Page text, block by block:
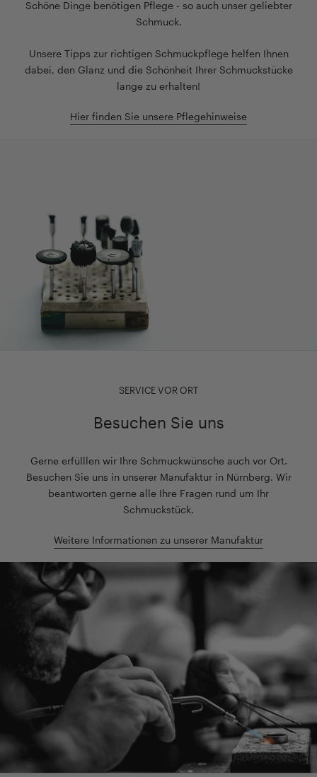
Schöne Dinge benötigen Pflege - so auch unser geliebter
Schmuck.
Unsere Tipps zur richtigen Schmuckpflege helfen Ihnen
dabei, den Glanz und die Schönheit Ihrer Schmuckstücke
lange zu erhalten!
Hier finden Sie unsere Pflegehinweise
SERVICE VOR ORT
Besuchen Sie uns
Gerne erfülllen wir Ihre Schmuckwünsche auch vor Ort.
Besuchen Sie uns in unserer Manufaktur in Nürnberg. Wir
beantworten gerne alle Ihre Fragen rund um Ihr
Schmuckstück.
Weitere Informationen zu unserer Manufaktur